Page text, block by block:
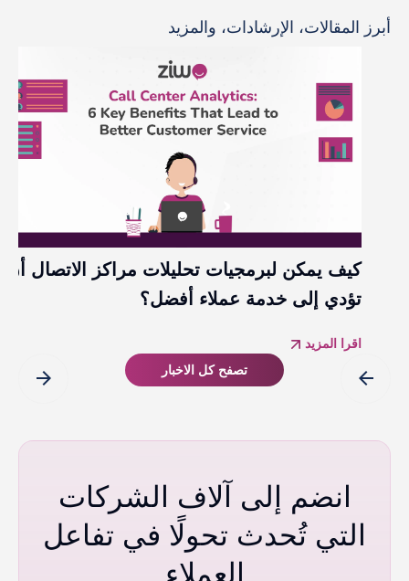
أبرز المقالات، الإرشادات، والمزيد
كيف يمكن لبرمجيات تحليلات مراكز الاتصال أن
تؤدي إلى خدمة عملاء أفضل؟ ​
اقرا المزيد
arrow_back تصفح كل الاخبار arrow_forward
انضم إلى آلاف الشركات
التي تُحدث تحولًا في تفاعل
العملاء